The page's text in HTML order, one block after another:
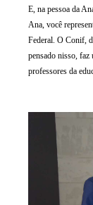
E, na pessoa da
Ana, você
Federal. O Conif,
pensado nisso, faz
professores da